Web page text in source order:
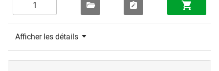
Afficher les détails